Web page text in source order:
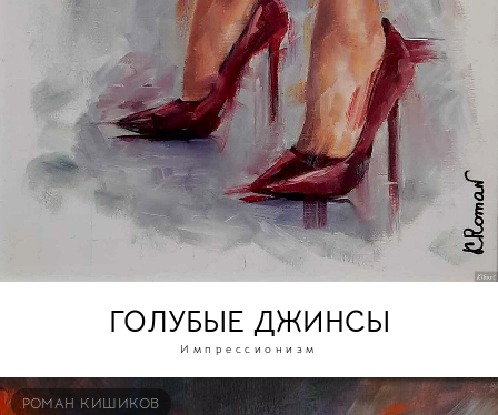
ГОЛУБЫЕ ДЖИНСЫ
Импрессионизм
РОМАН КИШИКОВ